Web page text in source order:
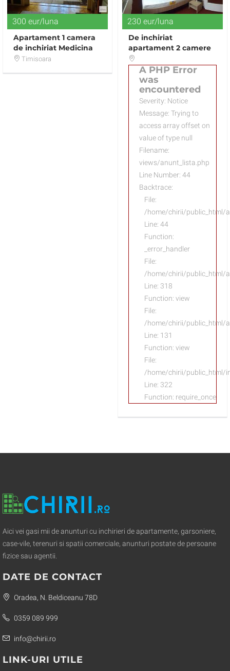
300 eur/luna
Apartament 1 camera
de inchiriat Medicina
LUXTimisoara
230 eur/luna
De inchiriat
apartament 2 camere
Ultracentral - Satu
MareA PHP Error
was
encountered
Severity: Notice
Message: Trying to
access array offset on
value of type null
Filename:
views/anunt_lista.php
Line Number: 44
Backtrace:
File:
/home/chirii/public_html/
Line: 44
Function:
_error_handler
File:
/home/chirii/public_html/
Line: 318
Function: view
File:
/home/chirii/public_html/
Line: 131
Function: view
File:
/home/chirii/public_html/
Line: 322
Function: require_once
Aici vei gasi mii de anunturi cu inchirieri de apartamente, garsoniere,
case-vile, terenuri si spatii comerciale, anunturi postate de persoane
fizice sau agentii.
DATE DE CONTACT
Oradea, N. Beldiceanu 78D
0359 089 999
info@chirii.ro
LINK-URI UTILE